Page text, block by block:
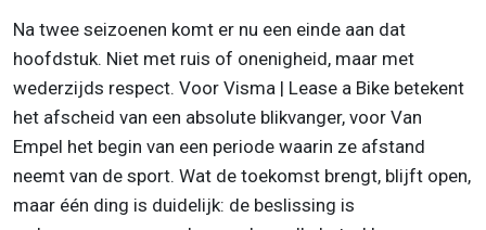
Na twee seizoenen komt er nu een einde aan dat
hoofdstuk. Niet met ruis of onenigheid, maar met
wederzijds respect. Voor Visma | Lease a Bike betekent
het afscheid van een absolute blikvanger, voor Van
Empel het begin van een periode waarin ze afstand
neemt van de sport. Wat de toekomst brengt, blijft open,
maar één ding is duidelijk: de beslissing is